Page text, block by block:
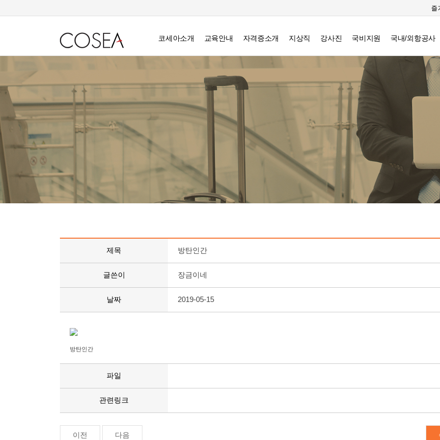
즐
코세아소개 교육안내 자격증소개 지상직 강사진 국비지원 국내/외항공사
제목 방탄인간
글쓴이 장금이네
날짜 2019-05-15
방탄인간
파일
관련링크
이전 다음